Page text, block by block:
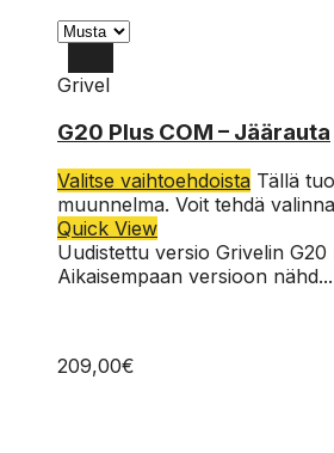
Grivel
G20 Plus COM – Jäärauta
Valitse vaihtoehdoista Tällä
muunnelma. Voit tehdä
Quick View
Uudistettu versio Grivelin G20
Aikaisempaan versioon nähd...
209,00€